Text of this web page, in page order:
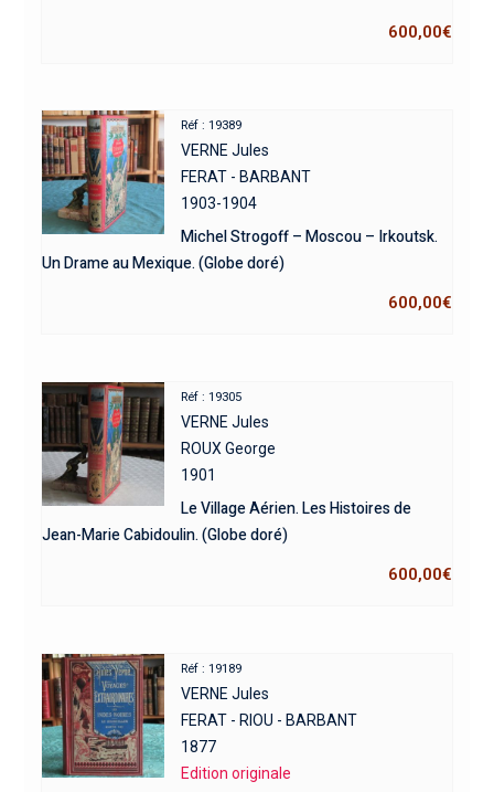
600,00€
Réf : 19389
VERNE Jules
FERAT - BARBANT
1903-1904
Michel Strogoff – Moscou – Irkoutsk.
Un Drame au Mexique. (Globe doré)
600,00€
Réf : 19305
VERNE Jules
ROUX George
1901
Le Village Aérien. Les Histoires de
Jean-Marie Cabidoulin. (Globe doré)
600,00€
Réf : 19189
VERNE Jules
FERAT - RIOU - BARBANT
1877
Edition originale